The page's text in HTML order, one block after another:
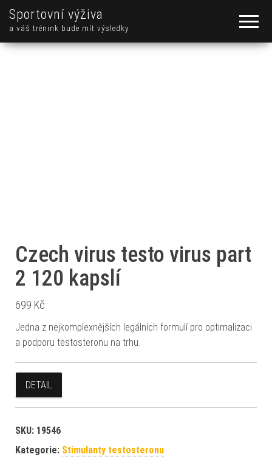
Sportovní výživa
a váš trénink bude mít výsledky
Czech virus testo virus part
2 120 kapslí
699 Kč
Jedna z nejkomplexnějších legálních formulí pro optimalizaci
a podporu testosteronu na trhu.
DETAIL
SKU: 19546
Kategorie: Stimulanty testosteronu